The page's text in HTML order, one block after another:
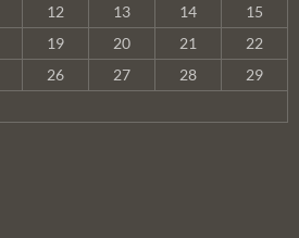
12 13 14
15
19 20 21
22
26 27 28
29